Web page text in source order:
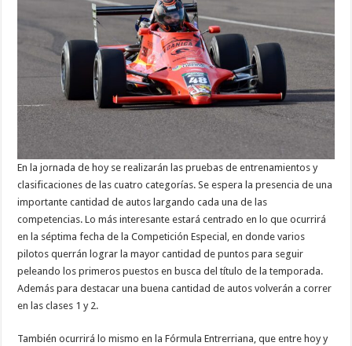
En la jornada de hoy se realizarán las pruebas de entrenamientos y
clasificaciones de las cuatro categorías. Se espera la presencia de una
importante cantidad de autos largando cada una de las
competencias. Lo más interesante estará centrado en lo que ocurrirá
en la séptima fecha de la Competición Especial, en donde varios
pilotos querrán lograr la mayor cantidad de puntos para seguir
peleando los primeros puestos en busca del título de la temporada.
Además para destacar una buena cantidad de autos volverán a correr
en las clases 1 y 2.
También ocurrirá lo mismo en la Fórmula Entrerriana, que entre hoy y